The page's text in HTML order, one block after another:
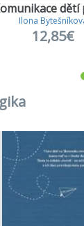
Ilona
12,85€